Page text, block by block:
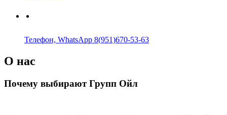
Телефон, WhatsApp 8(951)670-53-63
О нас
Почему выбирают Групп Ойл